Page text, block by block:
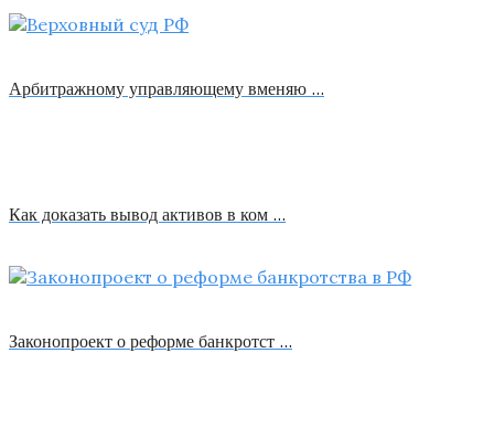
Арбитражному управляющему вменяю …
Как доказать вывод активов в ком …
Законопроект о реформе банкротст …